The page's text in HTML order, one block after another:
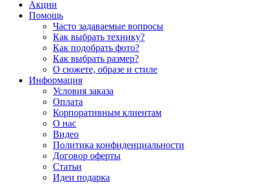
Акции
Помощь
Часто задаваемые вопросы
Как выбрать технику?
Как подобрать фото?
Как выбрать размер?
О сюжете, образе и стиле
Информация
Условия заказа
Оплата
Корпоративным клиентам
О нас
Видео
Политика конфиденциальности
Договор оферты
Статьи
Идеи подарка